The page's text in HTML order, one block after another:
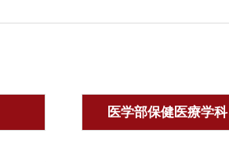
医学部保健医療学科